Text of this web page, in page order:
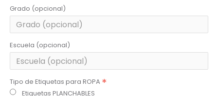
Grado (opcional)
Escuela (opcional)
Tipo de Etiquetas para ROPA
Etiquetas PLANCHABLES